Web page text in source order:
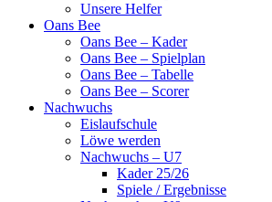
Unsere Helfer
Oans Bee
Oans Bee – Kader
Oans Bee – Spielplan
Oans Bee – Tabelle
Oans Bee – Scorer
Nachwuchs
Eislaufschule
Löwe werden
Nachwuchs – U7
Kader 25/26
Spiele / Ergebnisse